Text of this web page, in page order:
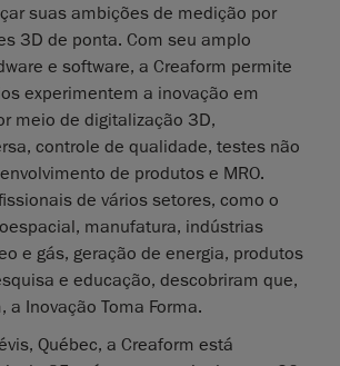
suas ambições de medição por
3D de ponta. Com seu amplo
e software, a Creaform permite
experimentem a inovação em
meio de digitalização 3D,
controle de qualidade, testes não
de produtos e MRO.
de vários setores, como o
manufatura, indústrias
e gás, geração de energia, produtos
e educação, descobriram que,
a Inovação Toma Forma.
Québec, a Creaform está